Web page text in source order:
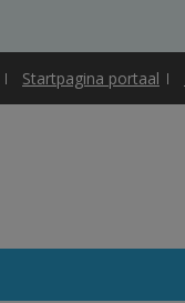
Startpagina portaal